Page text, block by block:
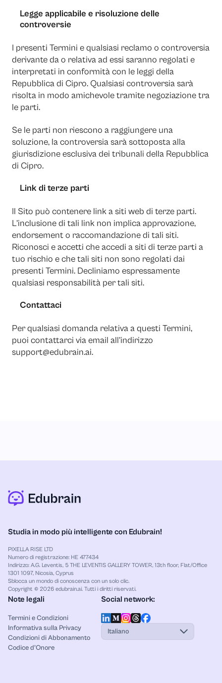
Legge applicabile e risoluzione delle
controversie
I presenti Termini e qualsiasi reclamo o controversia
derivante da o relativa ad essi saranno regolati e
interpretati in conformità con le leggi della
Repubblica di Cipro. Qualsiasi controversia sarà
risolta in modo amichevole tramite negoziazione tra
le parti.
Se le parti non riescono a raggiungere una
soluzione, la controversia sarà sottoposta alla
giurisdizione esclusiva dei tribunali della Repubblica
di Cipro.
Link di terze parti
Il Sito può contenere link a siti web di terze parti.
L’inclusione di tali link non implica approvazione,
endorsement o raccomandazione di tali siti.
Riconosci e accetti che accedi a siti di terze parti a
tuo rischio e che tali siti non sono regolati dai
presenti Termini. Decliniamo espressamente
qualsiasi responsabilità per tali siti.
Contattaci
Per qualsiasi domanda relativa a questi Termini,
puoi contattarci via email all’indirizzo
support@edubrain.ai.
Studia in modo più intelligente con Edubrain!
PIXELLA RISE LTD
Numero di registrazione: HE 477434
Indirizzo: A.G. Leventis, 5 THE LEVENTIS GALLERY TOWER, 13th floor, Flat/Office
1301 1097, Nicosia, Cyprus
Sblocca un mondo di conoscenza con un solo clic.
Copyright © 2026 edubrain.ai. Tutti i diritti riservati.
Note legali
Termini e Condizioni
Informativa sulla Privacy
Condizioni di Abbonamento
Codice d’Onore
Social network:
Italiano